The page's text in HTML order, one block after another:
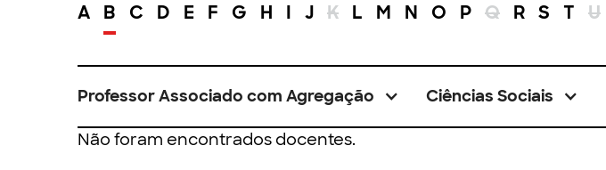
A B C D E F G H I J K L M N O P Q R S T U
Professor Associado com Agregação Ciências Sociais
Não foram encontrados docentes.